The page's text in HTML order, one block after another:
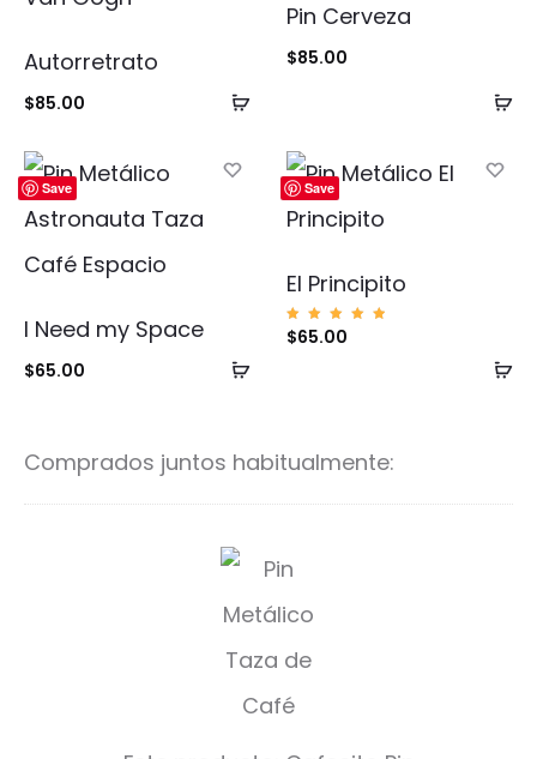
Añadir
carrito
Autorretrato
$85.00
Pin Cerveza
$85.00
Save
Añadir
I Need my Space
$65.00
Save
El Principito
Valorad
o con
$65.00
Comprados juntos habitualmente:
C
a
f
e